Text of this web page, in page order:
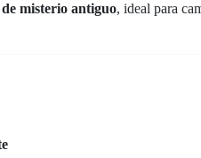
misterio antiguo, ideal para